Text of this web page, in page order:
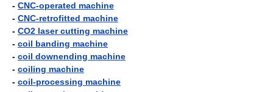
- CNC-operated machine
- CNC-retrofitted machine
- CO2 laser cutting machine
- coil banding machine
- coil downending machine
- coiling machine
- coil-processing machine